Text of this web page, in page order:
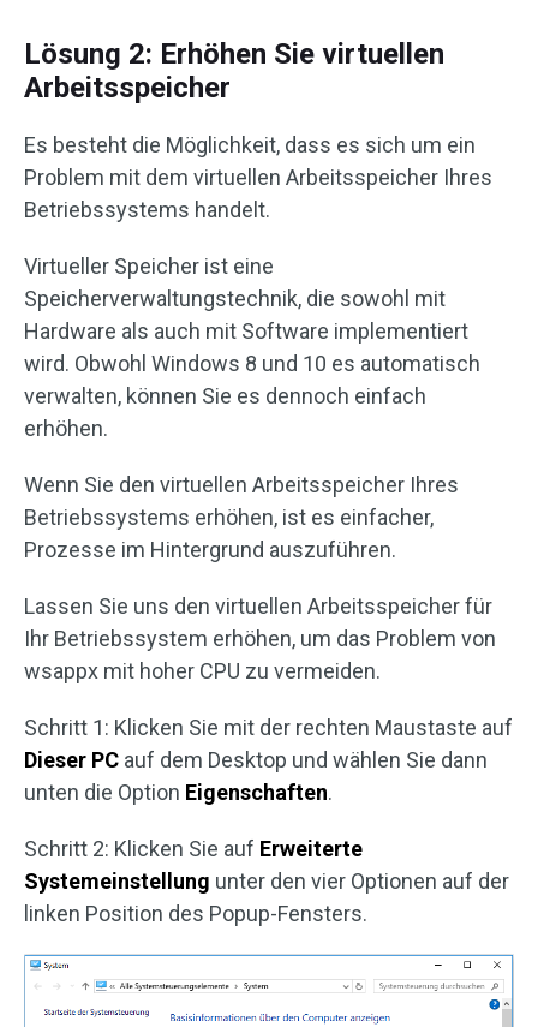
Lösung 2: Erhöhen Sie virtuellen
Arbeitsspeicher
Es besteht die Möglichkeit, dass es sich um ein
Problem mit dem virtuellen Arbeitsspeicher Ihres
Betriebssystems handelt.
Virtueller Speicher ist eine
Speicherverwaltungstechnik, die sowohl mit
Hardware als auch mit Software implementiert
wird. Obwohl Windows 8 und 10 es automatisch
verwalten, können Sie es dennoch einfach
erhöhen.
Wenn Sie den virtuellen Arbeitsspeicher Ihres
Betriebssystems erhöhen, ist es einfacher,
Prozesse im Hintergrund auszuführen.
Lassen Sie uns den virtuellen Arbeitsspeicher für
Ihr Betriebssystem erhöhen, um das Problem von
wsappx mit hoher CPU zu vermeiden.
Schritt 1: Klicken Sie mit der rechten Maustaste auf
Dieser PC auf dem Desktop und wählen Sie dann
unten die Option Eigenschaften.
Schritt 2: Klicken Sie auf Erweiterte
Systemeinstellung unter den vier Optionen auf der
linken Position des Popup-Fensters.